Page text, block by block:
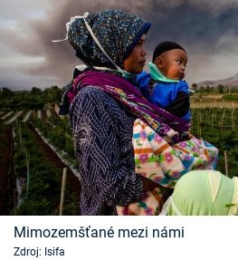
Mimozemšťané mezi námi
Zdroj: Isifa